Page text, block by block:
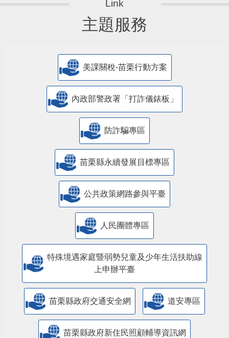
主題服務
美課關稅-苗栗行動方案
內政部警政署「打詐儀錶板」
防詐騙專區
苗栗縣永續發展目標專區
公共政策網路參與平臺
人民團體專區
特殊境遇家庭暨弱勢兒童及少年生活扶助線
上申辦平臺
苗栗縣政府交通安全網 道安專區
苗栗縣政府新住民照顧輔導資訊網